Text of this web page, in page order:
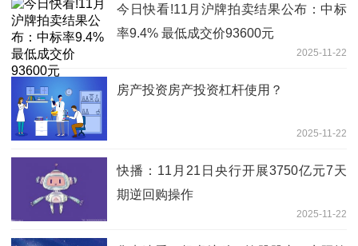
今日快看!11月沪牌拍卖结果公布：中标
率9.4% 最低成交价93600元
2025-11-22
房产投资房产投资杠杆使用？
2025-11-22
快播：11月21日央行开展3750亿元7天
期逆回购操作
2025-11-22